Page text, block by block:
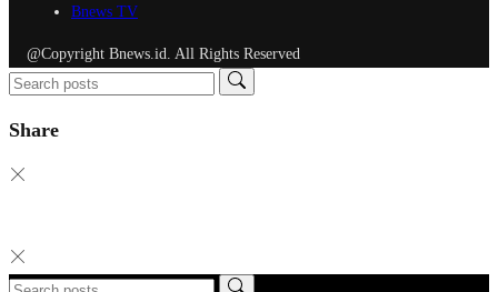
Bnews TV
@Copyright Bnews.id. All Rights Reserved
Share